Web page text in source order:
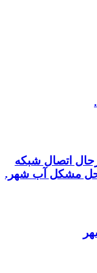
اتصال شبکه
حل مشکل آب شهر.